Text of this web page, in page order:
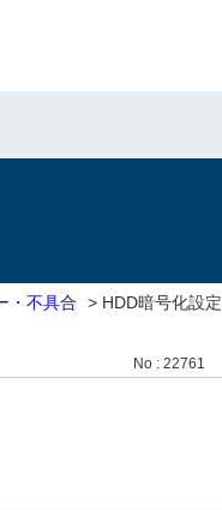
・不具合 > HDD暗号化設定
No : 22761